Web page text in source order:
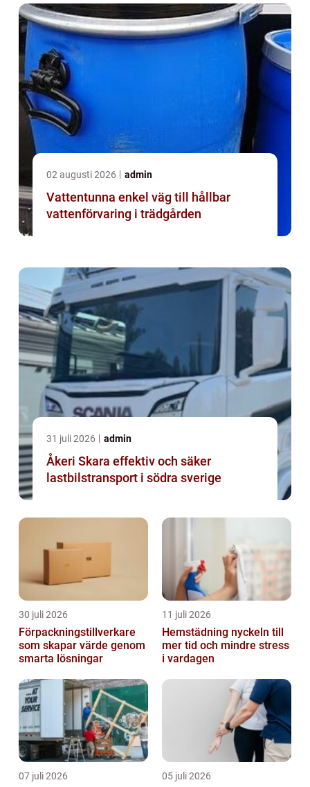
02 augusti 2026 admin
Vattentunna enkel väg till hållbar
vattenförvaring i trädgården
31 juli 2026 admin
Åkeri Skara effektiv och säker
lastbilstransport i södra sverige
30 juli 2026
Förpackningstillverkare
som skapar värde genom
smarta lösningar
11 juli 2026
Hemstädning nyckeln till
mer tid och mindre stress
i vardagen
07 juli 2026 05 juli 2026